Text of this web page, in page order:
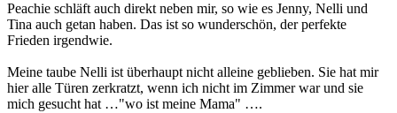
Peachie schläft auch direkt neben mir, so wie es Jenny, Nelli und
Tina auch getan haben. Das ist so wunderschön, der perfekte
Frieden irgendwie.
Meine taube Nelli ist überhaupt nicht alleine geblieben. Sie hat mir
hier alle Türen zerkratzt, wenn ich nicht im Zimmer war und sie
mich gesucht hat …"wo ist meine Mama" ….